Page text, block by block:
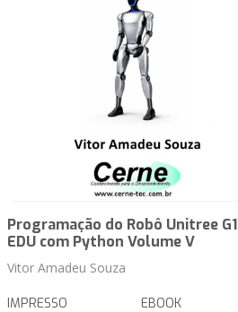
Programação do Robô Unitree G1
EDU com Python Volume V
Vitor Amadeu Souza
IMPRESSO EBOOK